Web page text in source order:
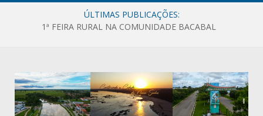
ÚLTIMAS PUBLICAÇÕES:
1ª FEIRA RURAL NA COMUNIDADE BACABAL